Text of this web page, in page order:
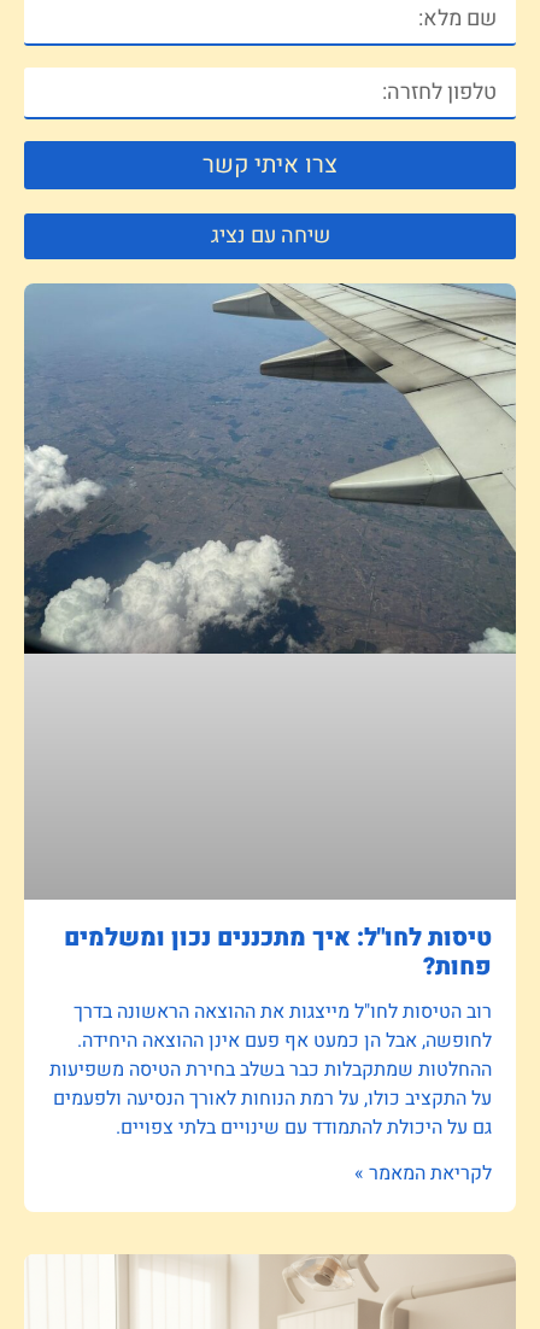
צרו איתי קשר
שיחה עם נציג
טיסות לחו"ל: איך מתכננים נכון ומשלמים
פחות?
רוב הטיסות לחו"ל מייצגות את ההוצאה הראשונה בדרך
לחופשה, אבל הן כמעט אף פעם אינן ההוצאה היחידה.
ההחלטות שמתקבלות כבר בשלב בחירת הטיסה משפיעות
על התקציב כולו, על רמת הנוחות לאורך הנסיעה ולפעמים
גם על היכולת להתמודד עם שינויים בלתי צפויים.
לקריאת המאמר »